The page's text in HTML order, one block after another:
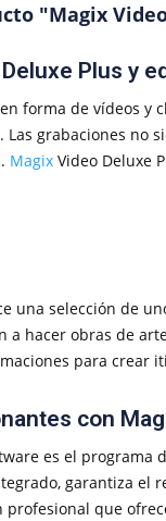
"Magix
Plus y
forma de vídeos
grabaciones no
Magix Video Deluxe
una selección de
hacer obras de
para
con
es el
garantiza
que